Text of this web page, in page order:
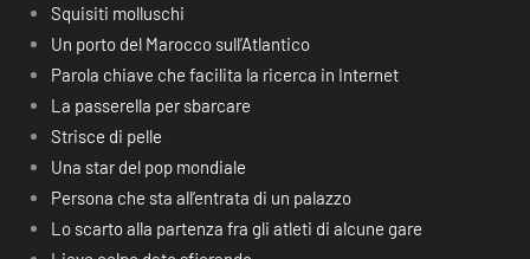
Squisiti molluschi
Un porto del Marocco sull’Atlantico
Parola chiave che facilita la ricerca in Internet
La passerella per sbarcare
Strisce di pelle
Una star del pop mondiale
Persona che sta all’entrata di un palazzo
Lo scarto alla partenza fra gli atleti di alcune gare